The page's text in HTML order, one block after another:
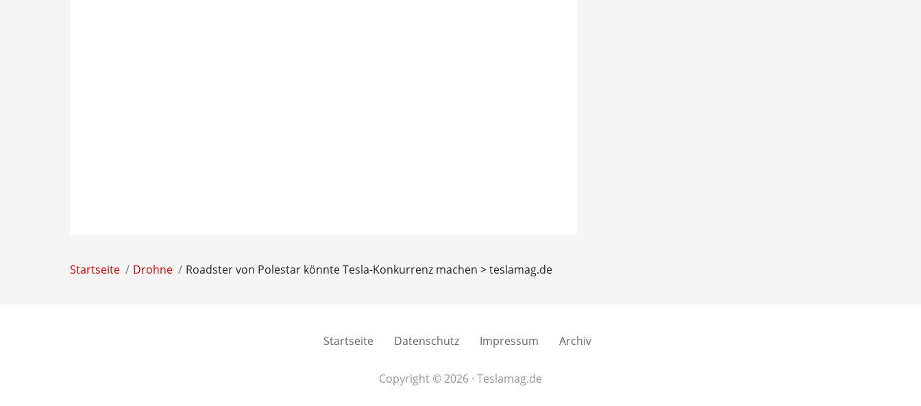
Startseite Drohne Roadster von Polestar könnte Tesla-Konkurrenz machen > teslamag.de
Startseite Datenschutz Impressum Archiv
Copyright © 2026 · Teslamag.de